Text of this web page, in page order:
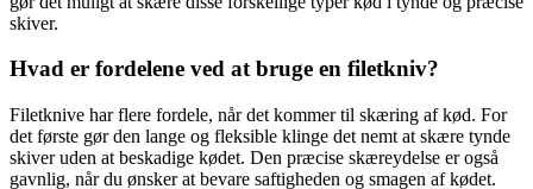
skiver.
Hvad er fordelene ved at bruge en filetkniv?
Filetknive har flere fordele, når det kommer til skæring af kød. For
det første gør den lange og fleksible klinge det nemt at skære tynde
skiver uden at beskadige kødet. Den præcise skæreydelse er også
gavnlig, når du ønsker at bevare saftigheden og smagen af ​​kødet.